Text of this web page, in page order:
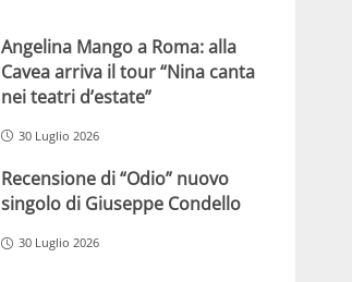
Angelina Mango a Roma: alla
Cavea arriva il tour “Nina canta
nei teatri d’estate”
30 Luglio 2026
Recensione di “Odio” nuovo
singolo di Giuseppe Condello
30 Luglio 2026